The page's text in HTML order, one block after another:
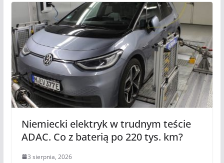
Niemiecki elektryk w trudnym teście
ADAC. Co z baterią po 220 tys. km?
3 sierpnia, 2026